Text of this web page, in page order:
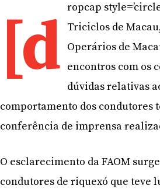
[d ropcap
Triciclos de
Operários de
encontros com os
dúvidas relativas
comportamento dos
conferência de imprensa
O esclarecimento da FAOM
condutores de riquexó que teve